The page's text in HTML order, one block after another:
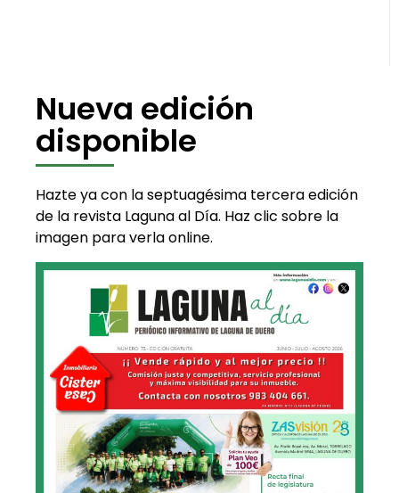
Nueva edición
disponible
Hazte ya con la septuagésima tercera edición
de la revista Laguna al Día. Haz clic sobre la
imagen para verla online.